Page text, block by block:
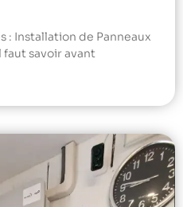
: Installation de Panneaux
faut savoir avant